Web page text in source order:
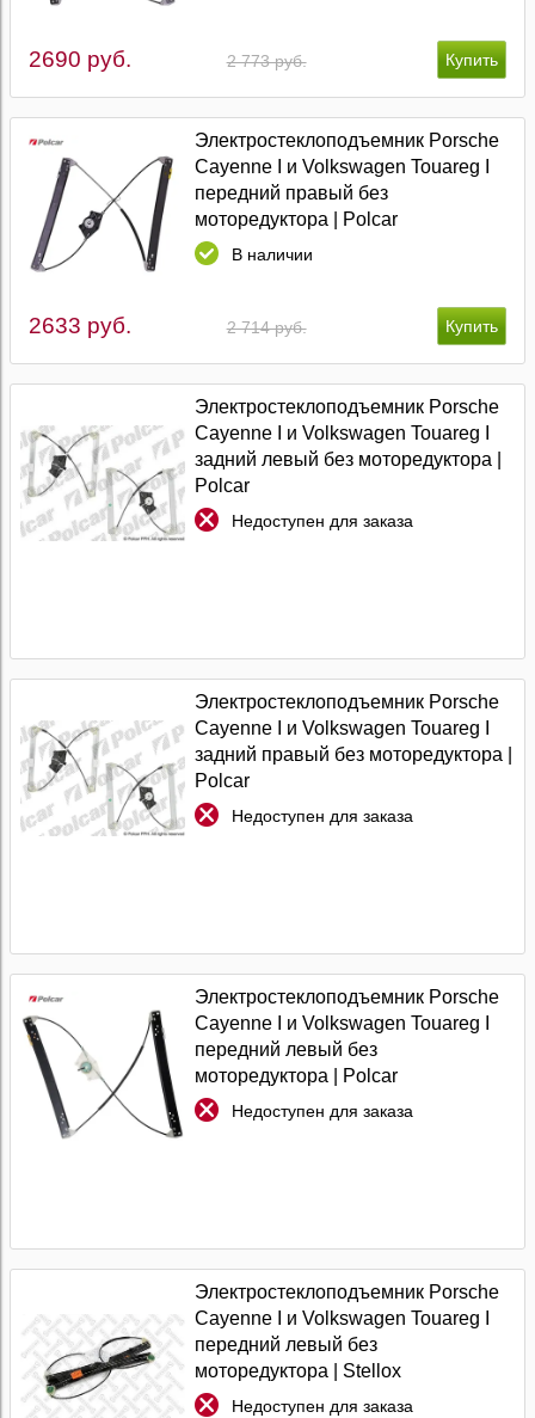
2 773 руб.
2690 руб.
Электростеклоподъемник Porsche
Cayenne I и Volkswagen Touareg I
передний правый без
моторедуктора | Polcar
В наличии
2 714 руб.
2633 руб.
Электростеклоподъемник Porsche
Cayenne I и Volkswagen Touareg I
задний левый без моторедуктора |
Polcar
Недоступен для заказа
Электростеклоподъемник Porsche
Cayenne I и Volkswagen Touareg I
задний правый без моторедуктора |
Polcar
Недоступен для заказа
Электростеклоподъемник Porsche
Cayenne I и Volkswagen Touareg I
передний левый без
моторедуктора | Polcar
Недоступен для заказа
Электростеклоподъемник Porsche
Cayenne I и Volkswagen Touareg I
передний левый без
моторедуктора | Stellox
Недоступен для заказа